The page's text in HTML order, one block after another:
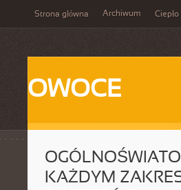
Strona główna Archiwum Ciepło
OWOCE
KAŻDYM